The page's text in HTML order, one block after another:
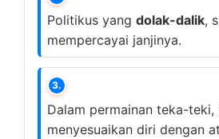
Politikus yang dolak-dalik,
mempercayai janjinya.
3.
Dalam permainan teka-teki,
menyesuaikan diri dengan